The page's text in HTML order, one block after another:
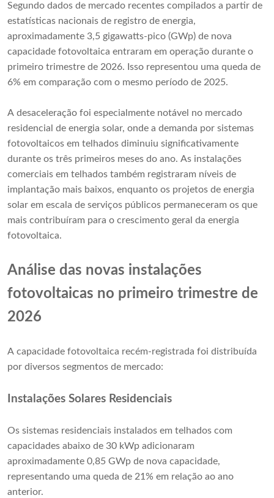
Segundo dados de mercado recentes compilados a partir de
estatísticas nacionais de registro de energia,
aproximadamente 3,5 gigawatts-pico (GWp) de nova
capacidade fotovoltaica entraram em operação durante o
primeiro trimestre de 2026. Isso representou uma queda de
6% em comparação com o mesmo período de 2025.
A desaceleração foi especialmente notável no mercado
residencial de energia solar, onde a demanda por sistemas
fotovoltaicos em telhados diminuiu significativamente
durante os três primeiros meses do ano. As instalações
comerciais em telhados também registraram níveis de
implantação mais baixos, enquanto os projetos de energia
solar em escala de serviços públicos permaneceram os que
mais contribuíram para o crescimento geral da energia
fotovoltaica.
Análise das novas instalações
fotovoltaicas no primeiro trimestre de
2026
A capacidade fotovoltaica recém-registrada foi distribuída
por diversos segmentos de mercado:
Instalações Solares Residenciais
Os sistemas residenciais instalados em telhados com
capacidades abaixo de 30 kWp adicionaram
aproximadamente 0,85 GWp de nova capacidade,
representando uma queda de 21% em relação ao ano
anterior.